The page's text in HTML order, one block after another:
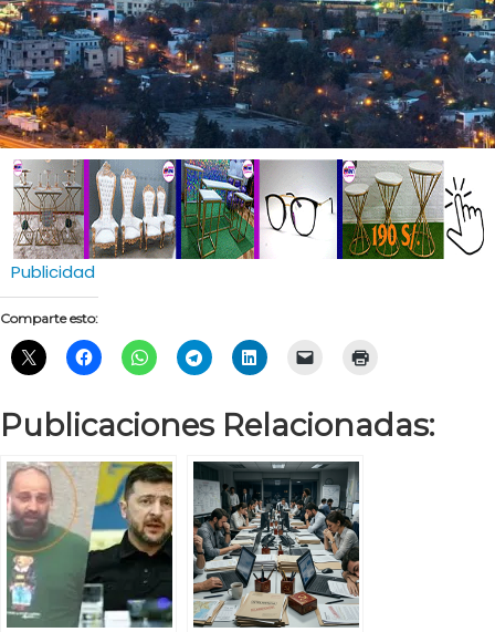
Publicidad
Comparte esto:
Publicaciones Relacionadas: